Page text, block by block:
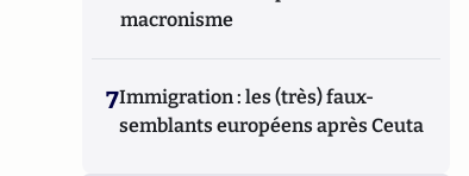
macronisme
7Immigration : les (très) faux-
semblants européens après Ceuta